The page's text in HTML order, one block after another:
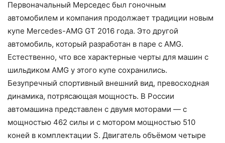
Первоначальный Мерседес был гоночным
автомобилем и компания продолжает традиции новым
купе Mercеdes-AMG GT 2016 года. Это другой
автомобиль, который разработан в паре с AMG.
Естественно, что все характерные черты для машин с
шильдиком AMG у этого купе сохранились.
Безупречный спортивный внешний вид, превосходная
динамика, потрясающая мощность. В России
автомашина представлен с двумя моторами — с
мощностью 462 силы и с мотором мощностью 510
коней в комплектации S. Двигатель объёмом четыре